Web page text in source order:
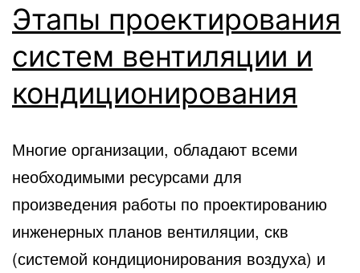
Этапы проектирования
систем вентиляции и
кондиционирования
Многие организации, обладают всеми
необходимыми ресурсами для
произведения работы по проектированию
инженерных планов вентиляции, скв
(системой кондиционирования воздуха) и